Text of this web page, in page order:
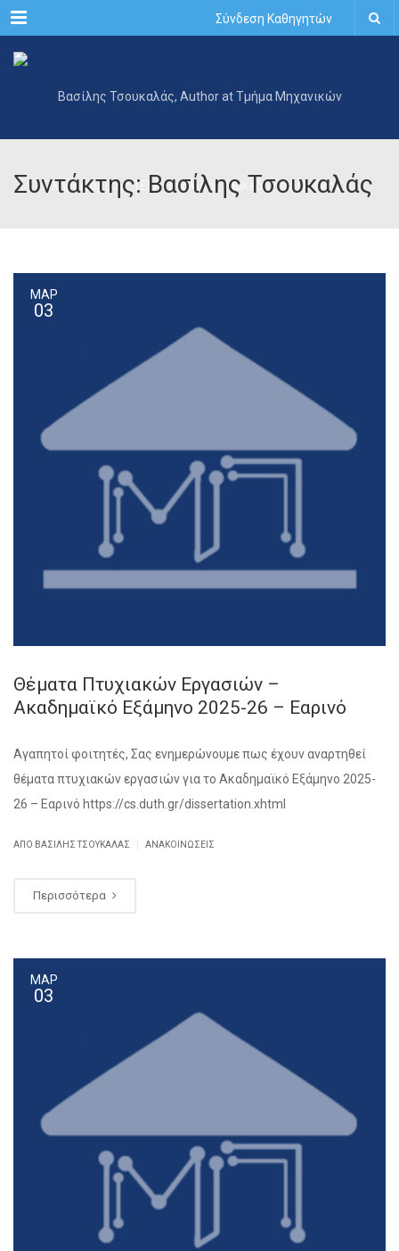
Menu Σύνδεση Καθηγητών
Συντάκτης: Βασίλης Τσουκαλάς
ΜΑΡ
03
Θέματα Πτυχιακών Εργασιών –
Ακαδημαϊκό Εξάμηνο 2025-26 – Εαρινό
Αγαπητοί φοιτητές, Σας ενημερώνουμε πως έχουν αναρτηθεί
θέματα πτυχιακών εργασιών για το Ακαδημαϊκό Εξάμηνο 2025-
26 – Εαρινό https://cs.duth.gr/dissertation.xhtml
ΑΠΌ ΒΑΣΊΛΗΣ ΤΣΟΥΚΑΛΆΣ ΑΝΑΚΟΙΝΏΣΕΙΣ
Περισσότερα
ΜΑΡ
03